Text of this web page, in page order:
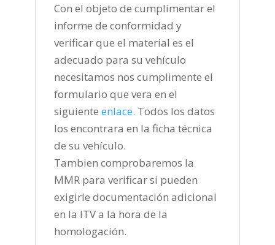
Con el objeto de cumplimentar el
informe de conformidad y
verificar que el material es el
adecuado para su vehículo
necesitamos nos cumplimente el
formulario que vera en el
siguiente enlace. Todos los datos
los encontrara en la ficha técnica
de su vehículo.
Tambien comprobaremos la
MMR para verificar si pueden
exigirle documentación adicional
en la ITV a la hora de la
homologación.